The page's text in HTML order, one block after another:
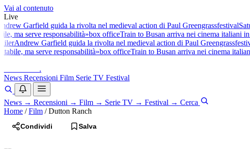
Vai al contenuto
Live
Garfield guida la rivolta nel medieval action di Paul Greengrassfestival
ma serve responsabilità»box officeTrain to Busan arriva nei cinema italiani
Andrew Garfield guida la rivolta nel medieval action di Paul Greengrass
ma serve responsabilità»box officeTrain to Busan arriva nei cinema
.
News Recensioni Film Serie TV Festival
News → Recensioni → Film → Serie TV → Festival → Cerca
Home / Film / Dutton Ranch
Condividi Salva